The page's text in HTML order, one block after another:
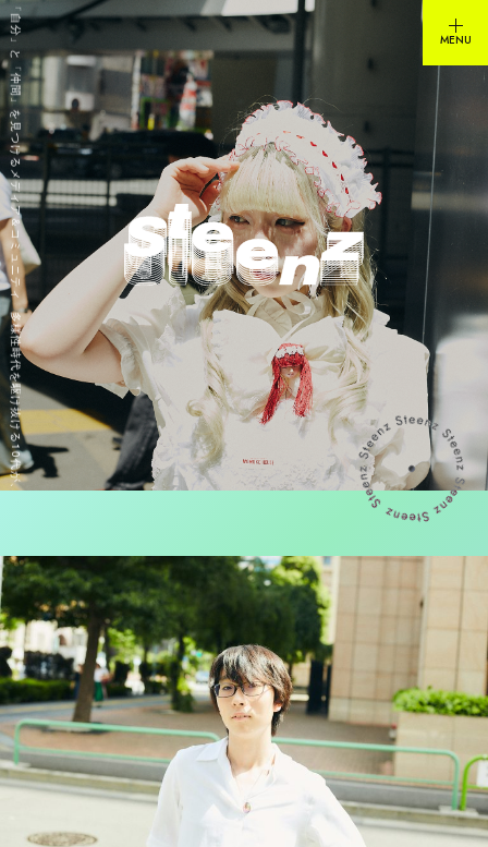
多様性時代を駆け抜ける10代が、「自分」と「仲間」を見つけるメディア＆コミュニティ